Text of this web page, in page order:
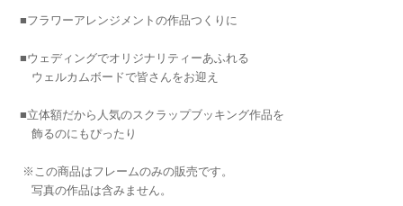
■フラワーアレンジメントの作品つくりに
■ウェディングでオリジナリティーあふれる
ウェルカムボードで皆さんをお迎え
■立体額だから人気のスクラップブッキング作品を
飾るのにもぴったり
※この商品はフレームのみの販売です。
写真の作品は含みません。